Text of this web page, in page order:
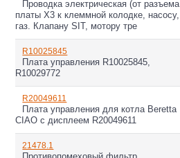
Проводка электрическая (от разъема
платы Х3 к клеммной колодке, насосу,
газ. Клапану SIT, мотору тре
R10025845
Плата управления R10025845,
R10029772
R20049611
Плата управления для котла Beretta
CIAO с дисплеем R20049611
21478.1